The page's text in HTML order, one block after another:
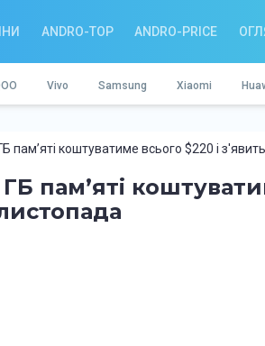
ANDRO-TOP ANDRO-PRICE
Vivo Samsung Xiaomi
пам’яті коштуватиме всього $220 і
ГБ пам’яті